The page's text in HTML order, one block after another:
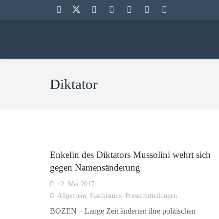
Diktator
Enkelin des Diktators Mussolini wehrt sich
gegen Namensänderung
12. Mai 2017
Allgemein
Faschismus, Pressemitteilungen
BOZEN – Lange Zeit änderten ihre politischen